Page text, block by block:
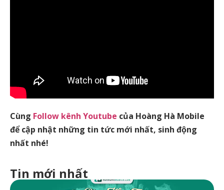
Cùng Follow kênh Youtube của Hoàng Hà Mobile
để cập nhật những tin tức mới nhất, sinh động
nhất nhé!
Tin mới nhất